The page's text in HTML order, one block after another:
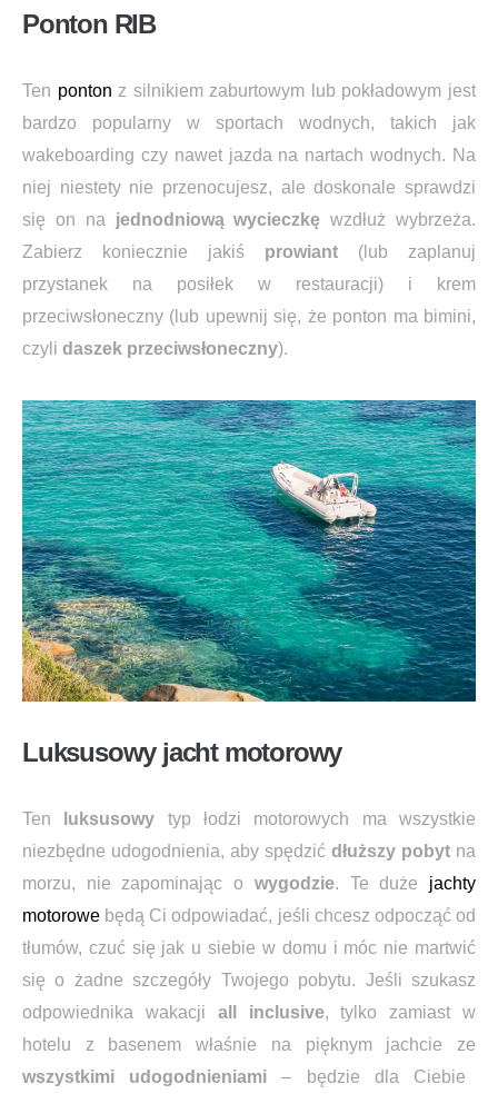
Ponton RIB
Ten ponton z silnikiem zaburtowym lub pokładowym jest
bardzo popularny w sportach wodnych, takich jak
wakeboarding czy nawet jazda na nartach wodnych. Na
niej niestety nie przenocujesz, ale doskonale sprawdzi
się on na jednodniową wycieczkę wzdłuż wybrzeża.
Zabierz koniecznie jakiś prowiant (lub zaplanuj
przystanek na posiłek w restauracji) i krem
przeciwsłoneczny (lub upewnij się, że ponton ma bimini,
czyli daszek przeciwsłoneczny).
Luksusowy jacht motorowy
Ten luksusowy typ łodzi motorowych ma wszystkie
niezbędne udogodnienia, aby spędzić dłuższy pobyt na
morzu, nie zapominając o wygodzie. Te duże jachty
motorowe będą Ci odpowiadać, jeśli chcesz odpocząć od
tłumów, czuć się jak u siebie w domu i móc nie martwić
się o żadne szczegóły Twojego pobytu. Jeśli szukasz
odpowiednika wakacji all inclusive, tylko zamiast w
hotelu z basenem właśnie na pięknym jachcie ze
wszystkimi udogodnieniami– będzie dla Ciebie